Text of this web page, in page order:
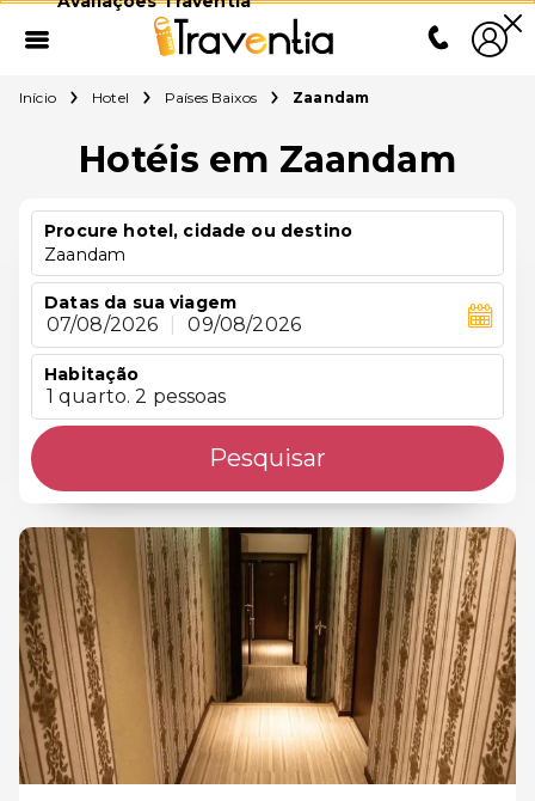
Início Hotel Países Baixos Zaandam
Hotéis em Zaandam
Procure hotel, cidade ou destino
Zaandam
Datas da sua viagem
07/08/2026 09/08/2026
Habitação
1 quarto. 2 pessoas
Pesquisar